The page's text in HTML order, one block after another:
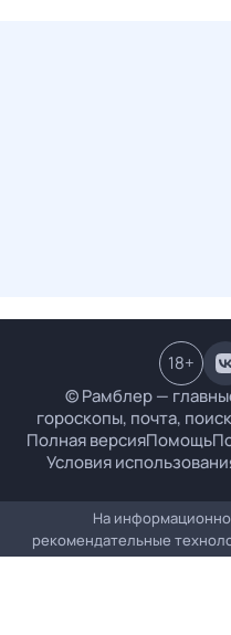
© Рамблер —
гороскопы, почта,
Полная версияПомощь
Условия
18+
На
рекомендательные